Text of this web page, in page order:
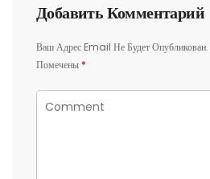
Добавить Комментарий
Ваш Адрес Email Не Будет Опубликован.
Помечены *